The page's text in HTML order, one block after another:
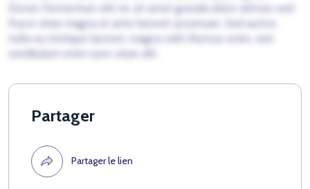
Donec fermentum elit mi, sit amet gravida dolor ultrices sed.
Fusce vitae magna ut ante laoreet accumsan. Sed auctor,
nulla eu tristique laoreet, magna velit rhoncus enim, sed
vestibulum enim nunc vitae elit.
Partager
Partager le lien